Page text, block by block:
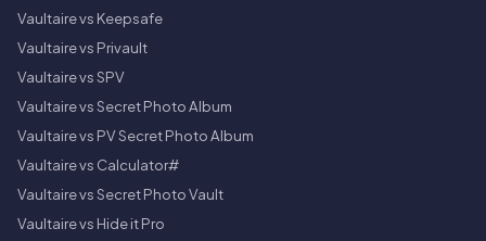
Vaultaire vs Keepsafe
Vaultaire vs Privault
Vaultaire vs SPV
Vaultaire vs Secret Photo Album
Vaultaire vs PV Secret Photo Album
Vaultaire vs Calculator#
Vaultaire vs Secret Photo Vault
Vaultaire vs Hide it Pro